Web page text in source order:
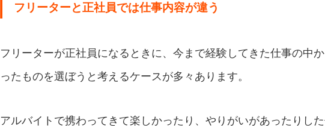
フリーターと正社員では仕事内容が違う
フリーターが正社員になるときに、今まで経験してきた仕事の中
ったものを選ぼうと考えるケースが多々あります。
アルバイトで携わってきて楽しかったり、やりがいがあったりし